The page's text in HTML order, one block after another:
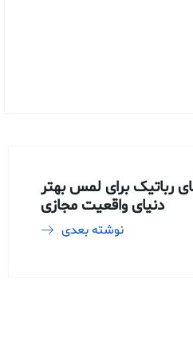
رباتیک برای لمس بهتر
دنیای واقعیت مجازی
نوشته بعدی